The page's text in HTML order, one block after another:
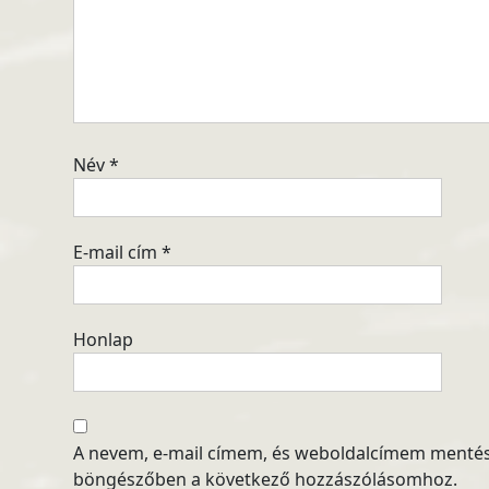
Név*
E-mail cím*
Honlap
A nevem, e-mail címem, és weboldalcímem
böngészőben a következő hozzászólásomhoz.